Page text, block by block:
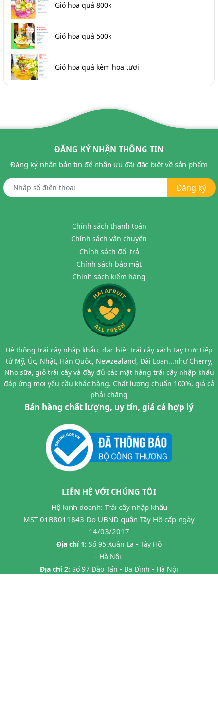
Giỏ hoa quả 800k
Giỏ hoa quả 500k
Giỏ hoa quả kèm hoa tươi
ĐĂNG KÝ NHẬN THÔNG TIN
Đăng ký nhận bản tin để nhận ưu đãi đặc biệt về sản phẩm
Đăng ký
Chính sách thanh toán
Chính sách vận chuyển
Chính sách đổi trả
Chính sách bảo mật
Chính sách kiểm hàng
Hệ thống trái cây nhập khẩu, đặc biệt trái cây xách tay trực tiếp
từ Mỹ, Úc, Nhật, Hàn Quốc, Newzealand, Đài Loan...như Cherry,
Nho sữa, giỏ trái cây và đầy đủ các mặt hàng trái cây nhập khẩu
đáp ứng mọi yêu cầu khác hàng. Chất lượng chuẩn 100%, giá cả
phải chăng
Bán hàng chất lượng, uy tín, giá cả hợp lý
LIÊN HỆ VỚI CHÚNG TÔI
Hộ kinh doanh: Trái cây nhập khẩu
MST 01B8011843 Do UBND quận Tây Hồ cấp ngày
14/03/2017
Địa chỉ 1: Số 95 Xuân La - Tây Hồ
- Hà Nội
Địa chỉ 2: Số 97 Đào Tấn - Ba Đình - Hà Nội